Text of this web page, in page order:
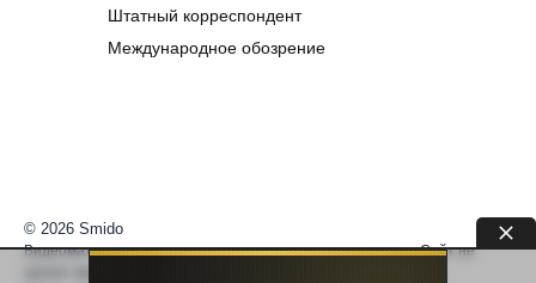
Штатный корреспондент
Международное обозрение
© 2026 Smido
Видеоматериалы встраиваются из открытых источников. Сайт не